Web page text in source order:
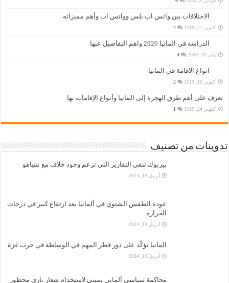
الاختلافات بين واتس اب بلس وواتس اب وأهم مميزاته
أكتوبر 27, 2019 4
الدراسة في المانيا 2020 واهم التفاصيل عنها
يناير 28, 2020 4
انواع الاقامة في المانيا
أكتوبر 10, 2019 2
تعرف على أهم طرق الهجرة إلى المانيا وأنواع الإقامات بها
أكتوبر 24, 2019 1
تدوينات من تصنيف
بيربوك تنفي التقارير التي تزعم وجود خلاف مع نتنياهو
أبريل 19, 2024
عودة الطقس الشتوي في ألمانيا بعد ارتفاع كبير في درجات
الحرارة
أبريل 19, 2024
المانيا تؤكّد على دور قطر المهم في الوساطة في حرب غزة
أبريل 19, 2024
محاكمة سياسي ألماني يميني لاستخدام شعار نازي محظور